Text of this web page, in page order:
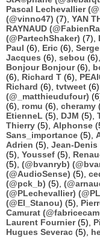
Pascal Lechevallier
(@vinno47) (7), YAN
RAYNAUD
(@PartechShaker) (7),
Paul (6), Eric (6), Serge
Jacques (6), sebou (6),
Bonjour Bonjour(6),
(6), Richard T (6),
Richard (6), tvtweet (6),
(@_matthieudufour)
(6), romu (6), cheramy
EtienneL (5), DJM (5),
Thierry (5), Alphonse
Sans_importance (5),
Adrien (5), Jean-Denis
(5), Youssef (5),
(5), (@bvanryb)
(@AudioSense) (5),
(@pck_b) (5),
(@PLechevallier)
(@El_Stanou) (5),
Camurat
Laurent Fournier(5),
Hugues Severac (5),